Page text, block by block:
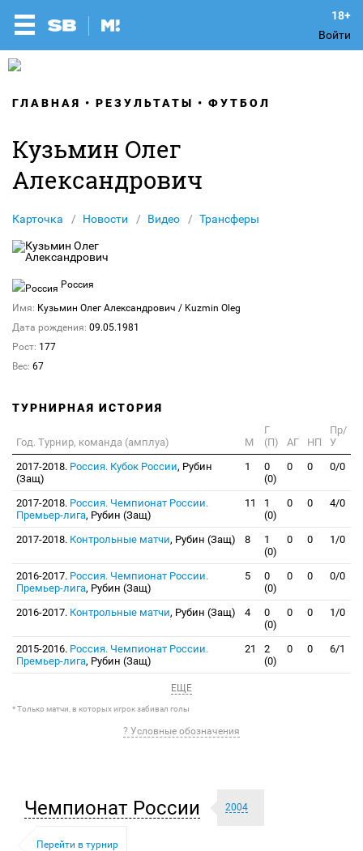
Войти
ГЛАВНАЯ РЕЗУЛЬТАТЫ ФУТБОЛ
Кузьмин Олег
Александрович
Карточка Новости Видео Трансферы
Россия
Имя: Кузьмин Олег Александрович / Kuzmin Oleg
Дата рождения: 09.05.1981
Рост: 177
Вес: 67
ТУРНИРНАЯ ИСТОРИЯ
Год. Турнир, команда (амплуа) М
Г
(П)
АГ НП
Пр/
У
2017-2018. Россия. Кубок России, Рубин
(Защ)
1
0
(0)
0 0 0/0
2017-2018. Россия. Чемпионат России.
Премьер-лига, Рубин (Защ)
11
1
(0)
0 0 4/0
2017-2018. Контрольные матчи, Рубин (Защ) 8
1
(0)
0 0 1/0
2016-2017. Россия. Чемпионат России.
Премьер-лига, Рубин (Защ)
5
0
(0)
0 0 0/0
2016-2017. Контрольные матчи, Рубин (Защ) 4
0
(0)
0 0 1/0
2015-2016. Россия. Чемпионат России.
Премьер-лига, Рубин (Защ)
21
2
(0)
0 0 6/1
ЕЩЕ
* Только матчи, в которых игрок забивал голы
? Условные обозначения
Чемпионат России 2004
Перейти в турнир